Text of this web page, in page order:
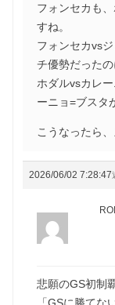
フォンセカも
すね。
フォンセカvs
チ優勢だったの
ホダルvsカレ
ーニョ=ブスタ
こうなったら
2026/06/02 7:28:47
悲願のGS初制